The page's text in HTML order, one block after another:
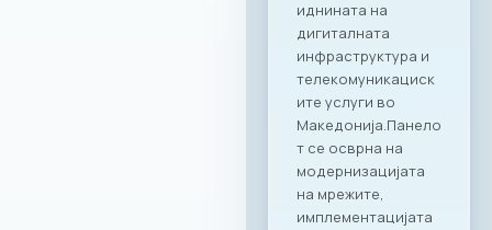
корпоративното
дружење.“ – изјави
Ирена Голомеиќ,
Директор на
продажба, RAGUSA
Group Сеопфатно
партнерство со
целото портфолио
на Ragusa Group
Она што ја прави